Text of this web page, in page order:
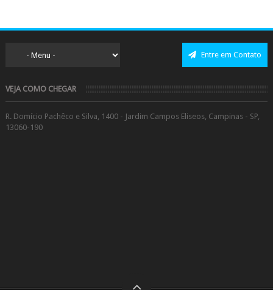
Entre em Contato
VEJA COMO CHEGAR
R. Domício Pachêco e Silva, 1400 - Jardim Campos Eliseos, Campinas - SP,
13060-190